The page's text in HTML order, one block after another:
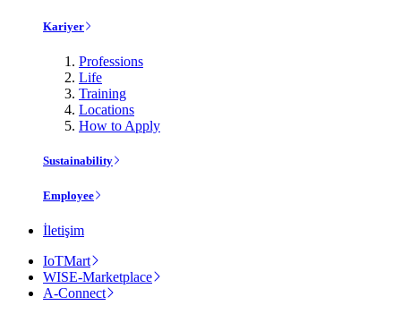
Kariyer
Professions
Life
Training
Locations
How to Apply
Sustainability
Employee
İletişim
IoTMart
WISE-Marketplace
A-Connect